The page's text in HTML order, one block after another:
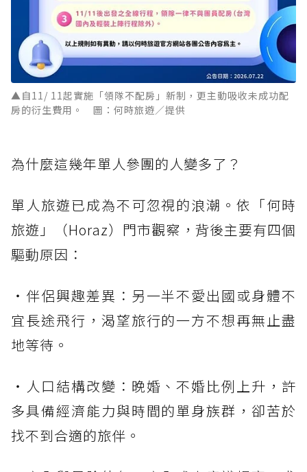
▲自11/ 11起實施「領隊不配房」新制，更主動吸收未成功配
房的衍生費用。 圖：何時旅遊／提供
為什麼這幾年單人參團的人變多了？
單人旅遊已成為不可忽視的浪潮。依「何時
旅遊」（Horaz）門市觀察，背後主要有四個
驅動原因：
・伴侶興趣差異：另一半不愛出國或身體不
宜長途飛行，渴望旅行的一方不想再無止盡
地等待。
・人口結構改變：晚婚、不婚比例上升，許
多具備經濟能力與時間的單身族群，卻苦於
找不到合適的旅伴。